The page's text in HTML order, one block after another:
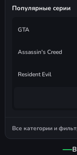
Популярные серии
GTA
Assassin's Creed
Resident Evil
Все категории и